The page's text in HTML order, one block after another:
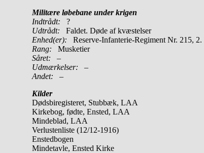
Militære løbebane under krigen
Indtrådt: ?
Udtrådt: Faldet. Døde af kvæstelser
Enhed(er):
Reserve-Infanterie-Regiment Nr. 215,
Rang:
Musketier
Såret: –
Udmærkelser: –
Andet: –
Kilder
Dødsbiregisteret, Stubbæk, LAA
Kirkebog, fødte, Ensted, LAA
Mindeblad, LAA
Verlustenliste (12/12-1916)
Enstedbogen
Mindetavle, Ensted Kirke